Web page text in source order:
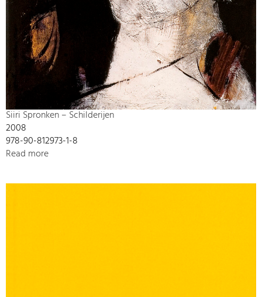
Siiri Spronken – Schilderijen
2008
978-90-812973-1-8
Read more